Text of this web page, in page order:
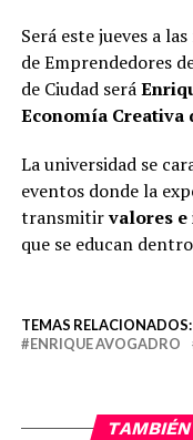
Será este jueves a
de Emprendedores
de Ciudad será
Economía Creativa
La universidad se
eventos donde la
transmitirvalores e
que se educan
TEMAS RELACIONADOS:
ENRIQUE AVOGADRO